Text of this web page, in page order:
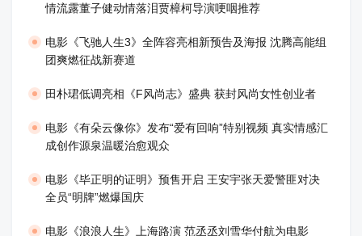
情流露董子健动情落泪贾樟柯导演哽咽推荐
电影《飞驰人生3》全阵容亮相新预告及海报 沈腾高能组
团爽燃征战新赛道
田朴珺低调亮相《F风尚志》盛典 获封风尚女性创业者
电影《有朵云像你》发布“爱有回响”特别视频 真实情感汇
成创作源泉温暖治愈观众
​电影《毕正明的证明》预售开启 王安宇张天爱警匪对决
全员“明牌”燃爆国庆
​电影《浪浪人生》上海路演 范丞丞刘雪华付航为电影